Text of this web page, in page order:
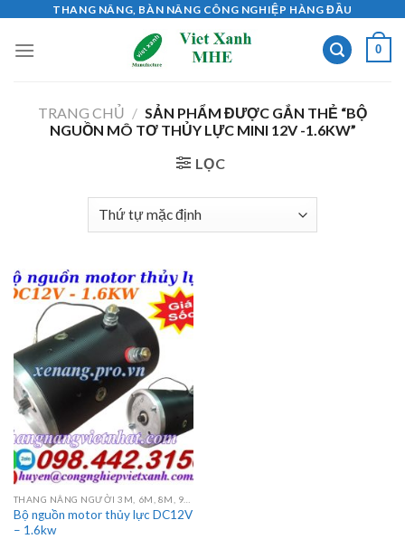
content
THANG NÂNG, BÀN NÂNG CÔNG NGHIỆP HÀNG ĐẦU
0
TRANG CHỦ / SẢN PHẨM ĐƯỢC GẮN THẺ “BỘ
NGUỒN MÔ TƠ THỦY LỰC MINI 12V -1.6KW”
LỌC
Bộ nguồn motor thủy lực DC12V
– 1.6kw